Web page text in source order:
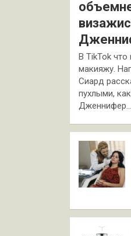
В TikTok
макияжу.
Сиард
пухлыми,
Дженнифер…